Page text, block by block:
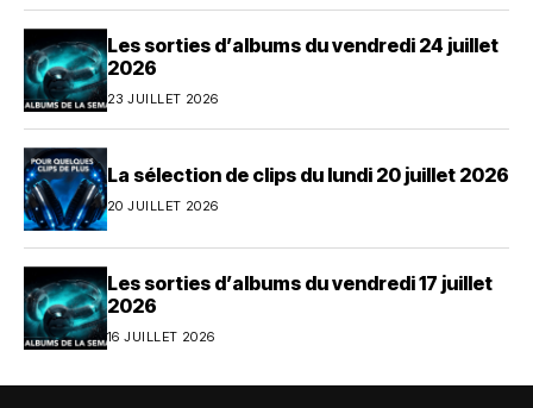
Les sorties d’albums du vendredi 24 juillet
2026
23 JUILLET 2026
La sélection de clips du lundi 20 juillet 2026
20 JUILLET 2026
Les sorties d’albums du vendredi 17 juillet
2026
16 JUILLET 2026